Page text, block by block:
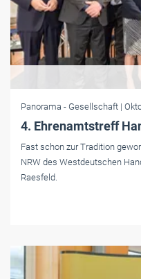
Panorama - Gesellschaft |
4. Ehrenamtstreff
Fast schon zur Tradition
NRW des Westdeutschen
Raesfeld.